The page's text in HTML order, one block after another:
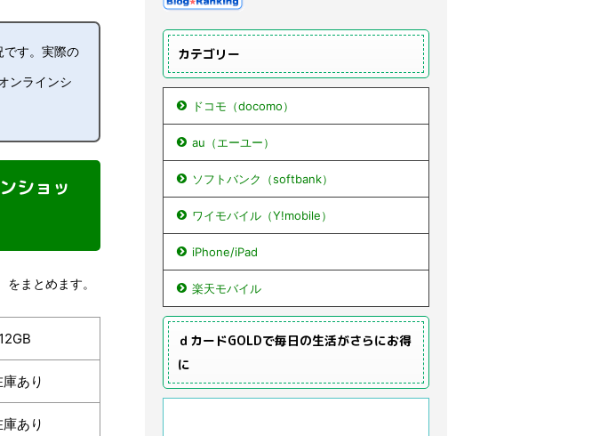
です。実際の
ンラインシ
ショッ
まとめます。
庫あり
庫あり
カテゴリー
ドコモ（docomo）
au（エーユー）
ソフトバンク（softbank）
ワイモバイル（Y!mobile）
iPhone/iPad
楽天モバイル
ｄカードGOLDで毎日の生活がさらにお得
に